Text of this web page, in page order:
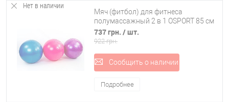
Нет в наличии
Мяч (фитбол) для фитнеса
полумассажный 2 в 1 OSPORT 85 см
(FI-­4437-85)
737 грн. / шт.
922 грн.
Сообщить о наличии
Подробнее